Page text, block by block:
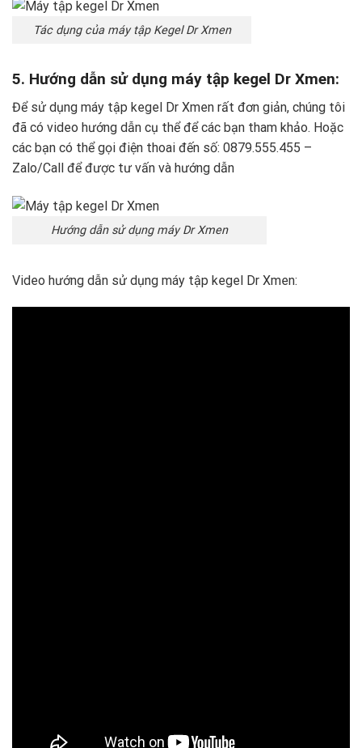
Tác dụng của máy tập Kegel Dr Xmen
5. Hướng dẫn sử dụng máy tập kegel Dr Xmen:
Để sử dụng máy tập kegel Dr Xmen rất đơn giản, chúng tôi
đã có video hướng dẫn cụ thể để các bạn tham khảo. Hoặc
các bạn có thể gọi điện thoai đến số: 0879.555.455 –
Zalo/Call để được tư vấn và hướng dẫn
Hướng dẫn sử dụng máy Dr Xmen
Video hướng dẫn sử dụng máy tập kegel Dr Xmen: